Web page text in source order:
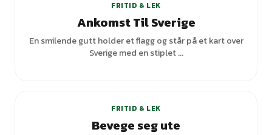
FRITID & LEK
Ankomst Til Sverige
En smilende gutt holder et flagg og står på et kart over
Sverige med en stiplet ...
FRITID & LEK
Bevege seg ute